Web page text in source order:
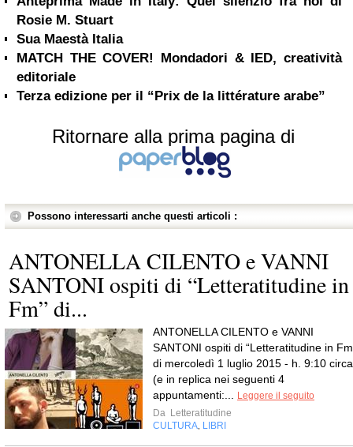
Rosie M. Stuart
Sua Maestà Italia
MATCH THE COVER! Mondadori & IED, creatività
editoriale
Terza edizione per il “Prix de la littérature arabe”
Ritornare alla prima pagina di
Possono interessarti anche questi articoli :
ANTONELLA CILENTO e VANNI
SANTONI ospiti di “Letteratitudine in
Fm” di...
ANTONELLA CILENTO e VANNI
SANTONI ospiti di “Letteratitudine in
di mercoledì 1 luglio 2015 - h. 9:10 circa
(e in replica nei seguenti 4
appuntamenti:...
Leggere il seguito
Da Letteratitudine
CULTURA LIBRI